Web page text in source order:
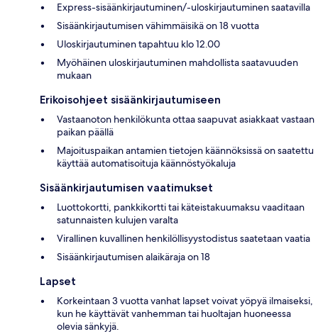
Express-sisäänkirjautuminen/-uloskirjautuminen saatavilla
Sisäänkirjautumisen vähimmäisikä on 18 vuotta
Uloskirjautuminen tapahtuu klo 12.00
Myöhäinen uloskirjautuminen mahdollista saatavuuden
mukaan
Erikoisohjeet sisäänkirjautumiseen
Vastaanoton henkilökunta ottaa saapuvat asiakkaat vastaan
paikan päällä
Majoituspaikan antamien tietojen käännöksissä on saatettu
käyttää automatisoituja käännöstyökaluja
Sisäänkirjautumisen vaatimukset
Luottokortti, pankkikortti tai käteistakuumaksu vaaditaan
satunnaisten kulujen varalta
Virallinen kuvallinen henkilöllisyystodistus saatetaan vaatia
Sisäänkirjautumisen alaikäraja on 18
Lapset
Korkeintaan 3 vuotta vanhat lapset voivat yöpyä ilmaiseksi,
kun he käyttävät vanhemman tai huoltajan huoneessa
olevia sänkyjä.